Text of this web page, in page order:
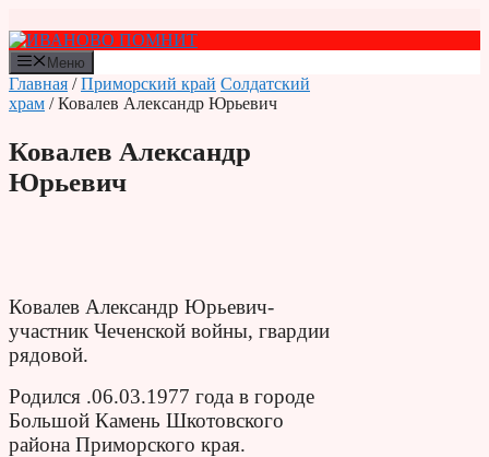
к
содержимому
Меню
Главная /Приморский край Солдатский
храм / Ковалев Александр Юрьевич
Ковалев Александр
Юрьевич
Ковалев Александр Юрьевич-
участник Чеченской войны, гвардии
рядовой.
Родился .06.03.1977 года в городе
Большой Камень Шкотовского
района Приморского края.